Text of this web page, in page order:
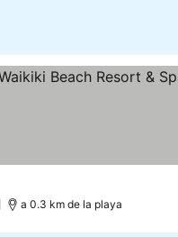
a 0.3 km de la playa